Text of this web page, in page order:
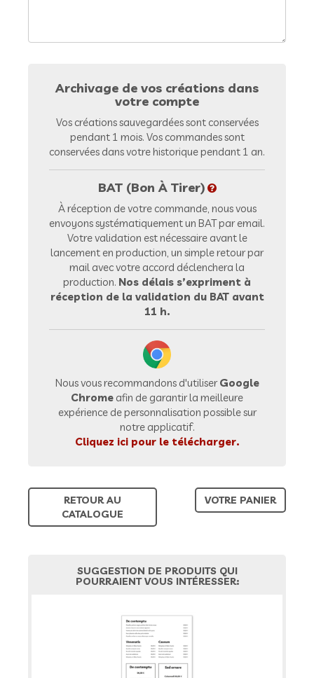
Archivage de vos créations dans
votre compte
Vos créations sauvegardées sont conservées
pendant 1 mois. Vos commandes sont
conservées dans votre historique pendant 1 an.
BAT (Bon À Tirer)
À réception de votre commande, nous vous
envoyons systématiquement un BAT par email.
Votre validation est nécessaire avant le
lancement en production, un simple retour par
mail avec votre accord déclenchera la
production. Nos délais s’expriment à
réception de la validation du BAT avant
11 h.
Nous vous recommandons d'utiliserGoogle
Chrome afin de garantir la meilleure
expérience de personnalisation possible sur
notre applicatif.
Cliquez ici pour le télécharger.
RETOUR AU
CATALOGUE
VOTRE PANIER
SUGGESTION DE PRODUITS QUI
POURRAIENT VOUS INTÉRESSER: